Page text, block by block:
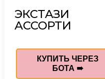
ЭКСТАЗИ
АССОРТИ
КУПИТЬ ЧЕРЕЗ
БОТА ➠